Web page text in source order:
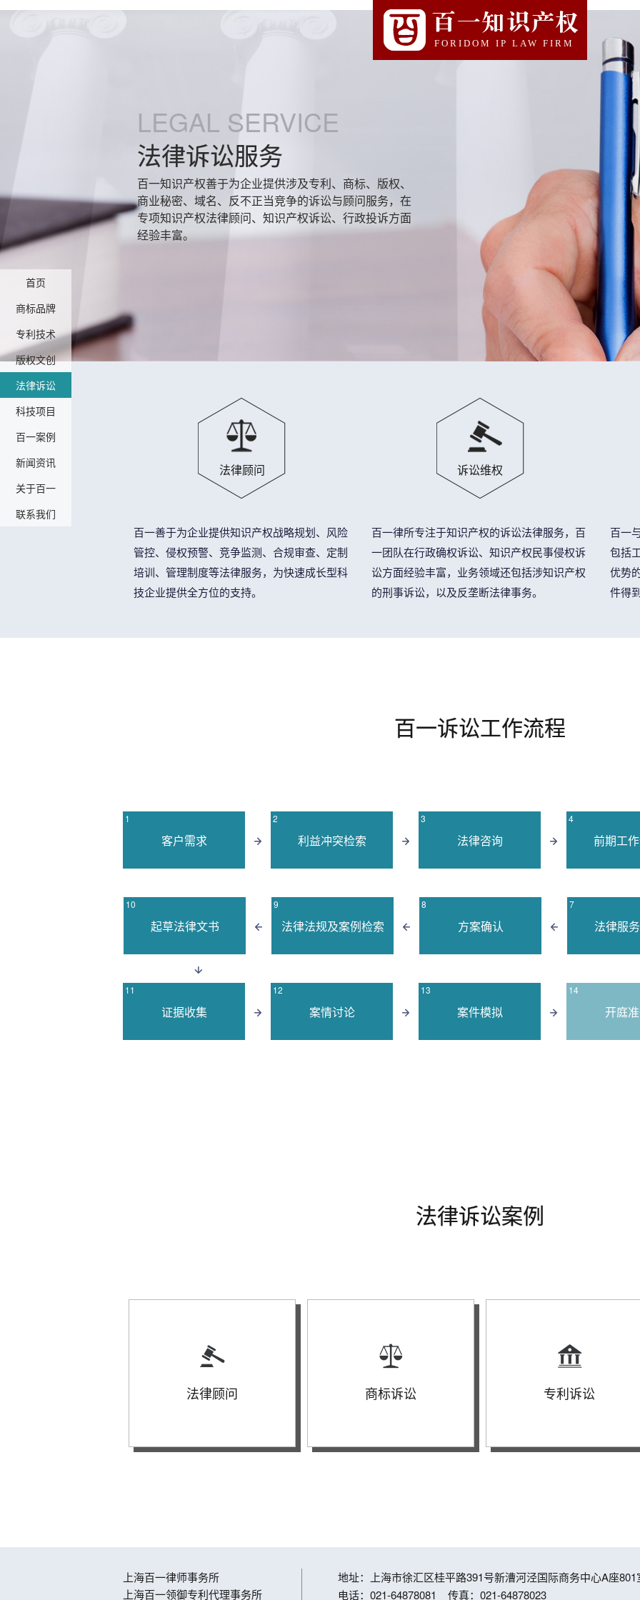
百一知识产权
FORIDOM IP LAW FIRM
首页
商标品牌
专利技术
版权文创
法律诉讼
科技项目
百一案例
新闻资讯
关于百一
联系我们
LEGAL SERVICE
法律诉讼服务
百一知识产权善于为企业提供涉及专利、商标、版权、
商业秘密、域名、反不正当竞争的诉讼与顾问服务，在
专项知识产权法律顾问、知识产权诉讼、行政投诉方面
经验丰富。
法律顾问
百一善于为企业提供知识产权战略规划、风险
管控、侵权预警、竞争监测、合规审查、定制
培训、管理制度等法律服务，为快速成长型科
技企业提供全方位的支持。
诉讼维权
百一律所专注于知识产权的诉讼法律服务，百
一团队在行政确权诉讼、知识产权民事侵权诉
讼方面经验丰富，业务领域还包括涉知识产权
的刑事诉讼，以及反垄断法律事务。
百一
包括
优势
件得
百一诉讼工作流程
1
客户需求
2
利益冲突检索
3
法律咨询
4
前期工
7
法律服
8
方案确认
9
法律法规及案例检索
10
起草法律文书
11
证据收集
12
案情讨论
13
案件模拟
14
开庭
法律诉讼案例
法律顾问 商标诉讼 专利诉讼
上海百一律师事务所
上海百一领御专利代理事务所
地址：上海市徐汇区桂平路391号新漕河泾国际商务中心A座801
电话：021-64878081
传真：021-64878023